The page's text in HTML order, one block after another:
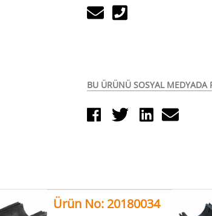
BU ÜRÜNÜ SOSYAL MEDYADA
Ürün No: 20180034